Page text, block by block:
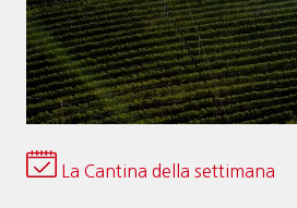
La Cantina della settimana